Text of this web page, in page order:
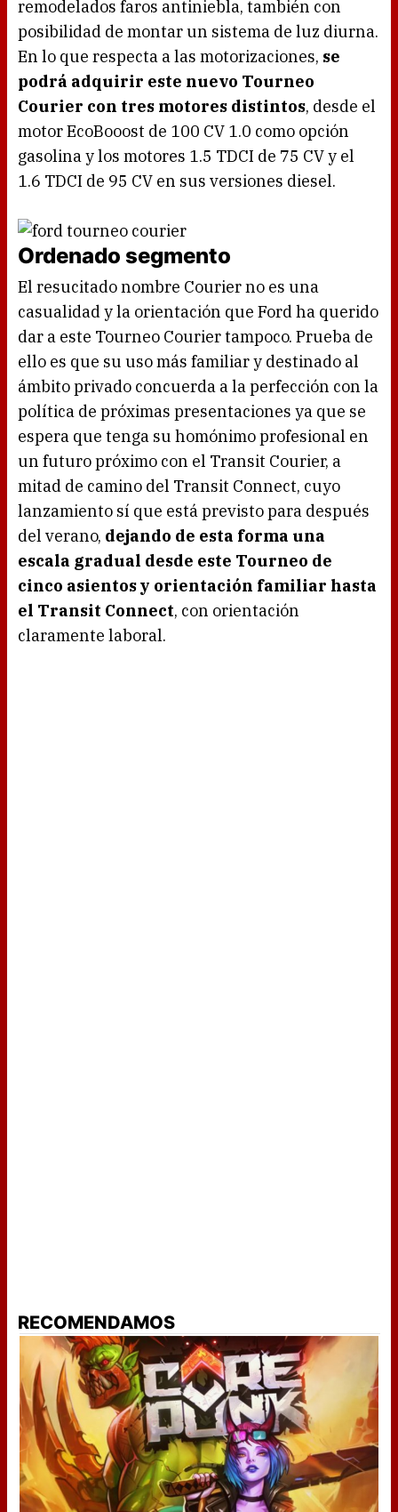
remodelados faros antiniebla, también con
posibilidad de montar un sistema de luz diurna.
En lo que respecta a las motorizaciones, se
podrá adquirir este nuevo Tourneo
Courier con tres motores distintos, desde el
motor EcoBooost de 100 CV 1.0 como opción
gasolina y los motores 1.5 TDCI de 75 CV y el
1.6 TDCI de 95 CV en sus versiones diesel.
Ordenado segmento
El resucitado nombre Courier no es una
casualidad y la orientación que Ford ha querido
dar a este Tourneo Courier tampoco. Prueba de
ello es que su uso más familiar y destinado al
ámbito privado concuerda a la perfección con la
política de próximas presentaciones ya que se
espera que tenga su homónimo profesional en
un futuro próximo con el Transit Courier, a
mitad de camino del Transit Connect, cuyo
lanzamiento sí que está previsto para después
del verano, dejando de esta forma una
escala gradual desde este Tourneo de
cinco asientos y orientación familiar hasta
el Transit Connect, con orientación
claramente laboral.
RECOMENDAMOS